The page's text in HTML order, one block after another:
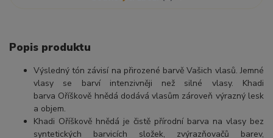
Popis produktu
Výsledný tón závisí na přirozené barvě Vašich vlasů. Jemné
vlasy se barví intenzivněji než silné vlasy. Khadi
barva Oříškově hnědá dodává vlasům zároveň výrazný lesk
a objem.
Khadi Oříškově hnědá je čistě přírodní barva na vlasy bez
syntetických barvicích složek, zvýrazňovačů barev,